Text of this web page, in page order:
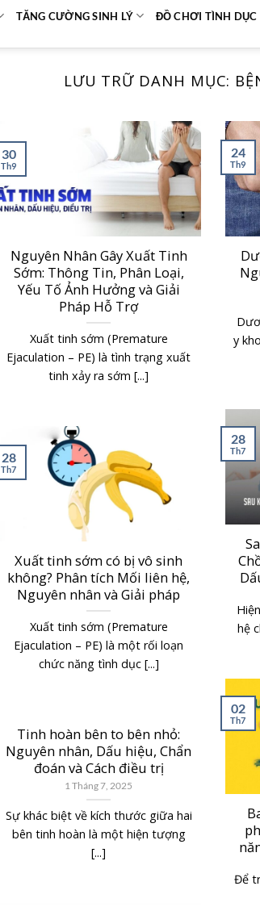
TĂNG CƯỜNG SINH LÝ ĐỒ CHƠI TÌNH DỤC
LƯU TRỮ DANH MỤC:
Nguyên Nhân Gây Xuất Tinh
Sớm: Thông Tin, Phân Loại,
Yếu Tố Ảnh Hưởng và Giải
Pháp Hỗ Trợ
Xuất tinh sớm (Premature
Ejaculation – PE) là tình trạng xuất
tinh xảy ra sớm [...]
30
Th9
y
24
Th9
hệ
28
Th7
Xuất tinh sớm có bị vô sinh
không? Phân tích Mối liên hệ,
Nguyên nhân và Giải pháp
Xuất tinh sớm (Premature
Ejaculation – PE) là một rối loạn
chức năng tình dục [...]
28
Th7
Để
02
Th7
Tinh hoàn bên to bên nhỏ:
Nguyên nhân, Dấu hiệu, Chẩn
đoán và Cách điều trị
1 Tháng 7, 2025
Sự khác biệt về kích thước giữa hai
bên tinh hoàn là một hiện tượng
[...]